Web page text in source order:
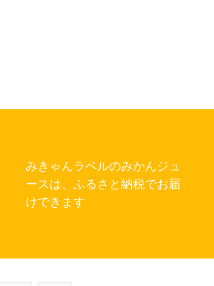
みきゃんラベルのみかんジュ
ースは、ふるさと納税でお届
けできます